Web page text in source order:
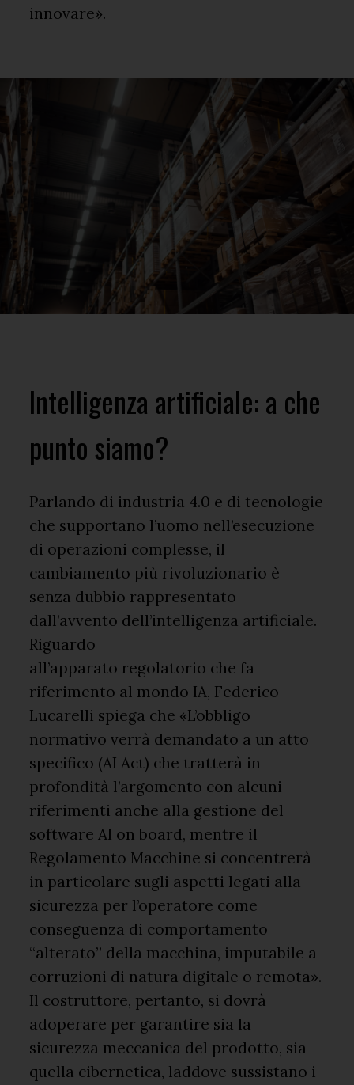
innovare».
Intelligenza artificiale: a che
punto siamo?
Parlando di industria 4.0 e di tecnologie
che supportano l’uomo nell’esecuzione
di operazioni complesse, il
cambiamento più rivoluzionario è
senza dubbio rappresentato
dall’avvento dell’intelligenza artificiale.
Riguardo
all’apparato regolatorio che fa
riferimento al mondo IA, Federico
Lucarelli spiega che «L’obbligo
normativo verrà demandato a un atto
specifico (AI Act) che tratterà in
profondità l’argomento con alcuni
riferimenti anche alla gestione del
software AI on board, mentre il
Regolamento Macchine si concentrerà
in particolare sugli aspetti legati alla
sicurezza per l’operatore come
conseguenza di comportamento
“alterato” della macchina, imputabile a
corruzioni di natura digitale o remota».
Il costruttore, pertanto, si dovrà
adoperare per garantire sia la
sicurezza meccanica del prodotto, sia
quella cibernetica, laddove sussistano i